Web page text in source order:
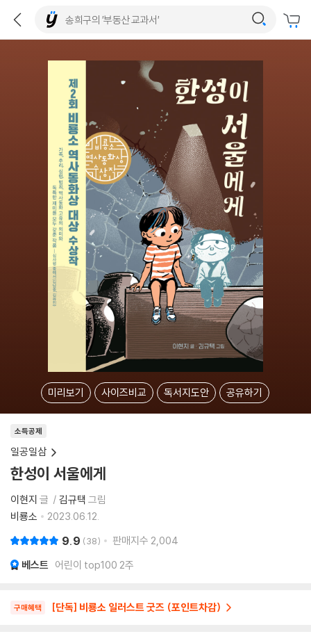
미리보기 사이즈비교 독서지도안 공유하기
소득공제
일공일삼
한성이 서울에게
이현지 글 김규택 그림
비룡소
2023.06.12.
9.9 38 판매지수 2,004
베스트 어린이 top100 2주
구매혜택 [단독] 비룡소 일러스트 굿즈 (포인트차감)